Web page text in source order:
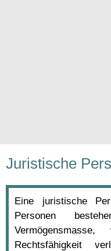
Juristische
Eine juristische
Personen
Rechtsfähigkeit